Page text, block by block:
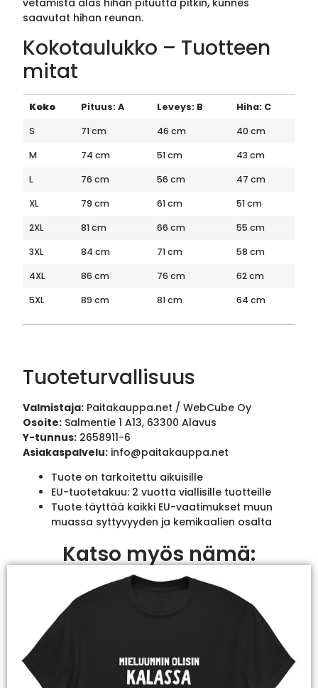
vetämistä alas hihan pituutta pitkin, kunnes
saavutat hihan reunan.
Kokotaulukko – Tuotteen
mitat
Koko Pituus: A Leveys: B
Hiha: C
S
71 cm 46 cm
40 cm
M
74 cm 51 cm
43 cm
L
76 cm 56 cm
47 cm
XL
79 cm 61 cm
51 cm
2XL
81 cm 66 cm
55 cm
3XL
84 cm 71 cm
58 cm
4XL
86 cm 76 cm
62 cm
5XL
89 cm 81 cm 64 cm
Tuoteturvallisuus
Valmistaja: Paitakauppa.net / WebCube Oy
Osoite: Salmentie 1 A13, 63300 Alavus
Y-tunnus: 2658911-6
Asiakaspalvelu: info@paitakauppa.net
Tuote on tarkoitettu aikuisille
EU-tuotetakuu: 2 vuotta viallisille tuotteille
Tuote täyttää kaikki EU-vaatimukset muun
muassa syttyvyyden ja kemikaalien osalta
Katso myös nämä: